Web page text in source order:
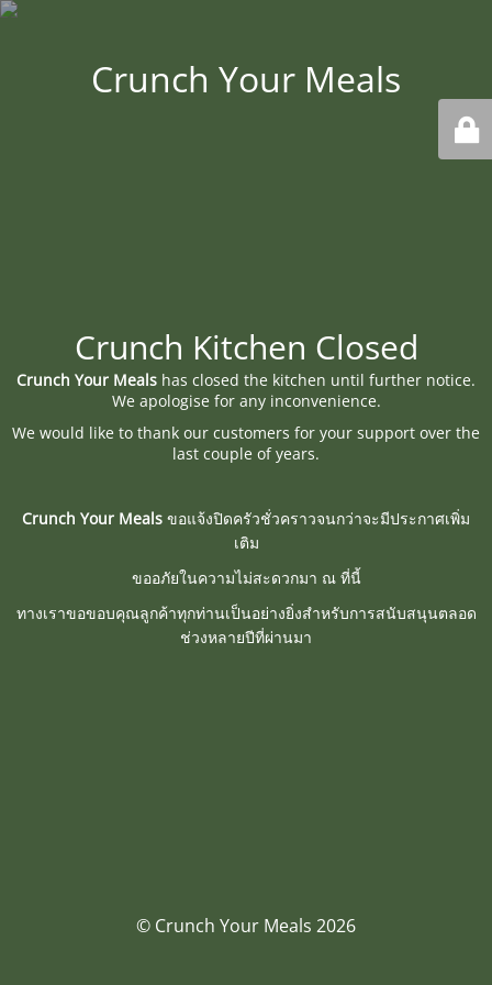
Crunch Your Meals
Crunch Kitchen Closed
Crunch Your Meals has closed the kitchen until further notice.
We apologise for any inconvenience.
We would like to thank our customers for your support over the
last couple of years.
Crunch Your Meals ขอแจ้งปิดครัวชั่วคราวจนกว่าจะมีประกาศเพิ่ม
เติม
ขออภัยในความไม่สะดวกมา ณ ที่นี้
ทางเราขอขอบคุณลูกค้าทุกท่านเป็นอย่างยิ่งสำหรับการสนับสนุนตลอด
ช่วงหลายปีที่ผ่านมา
© Crunch Your Meals 2026